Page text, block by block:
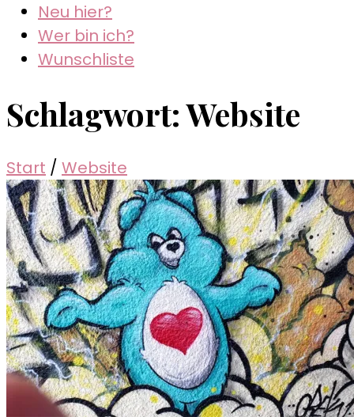
Neu hier?
Wer bin ich?
Wunschliste
Schlagwort:Website
Start / Website